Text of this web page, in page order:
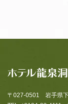
〒027-0501 岩手県下